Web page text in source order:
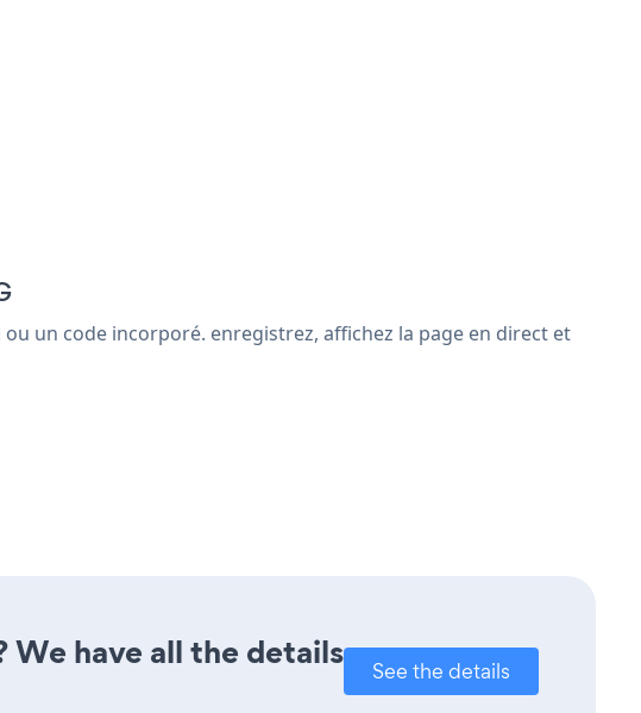
un code incorporé. enregistrez, affichez la page en direct et
We have all the details
See the details